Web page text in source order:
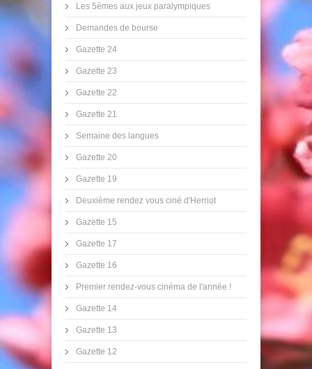
Les 5èmes aux jeux paralympiques
Demandes de bourse
Gazette 24
Gazette 23
Gazette 22
Gazette 21
Semaine des langues
Gazette 20
Gazette 19
Deuxième rendez vous ciné d'Herriot
Gazette 15
Gazette 17
Gazette 16
Premier rendez-vous cinéma de l'année !
Gazette 14
Gazette 13
Gazette 12